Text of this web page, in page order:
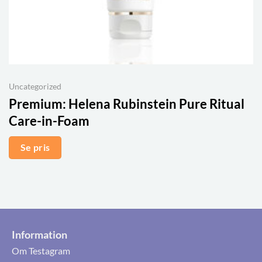
Uncategorized
Premium: Helena Rubinstein Pure Ritual
Care-in-Foam
Se pris
Information
Om Testagram